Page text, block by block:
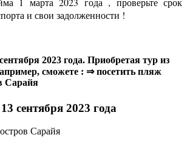
и свои задолженности !
2023 года. Приобретая тур из
сможете : ⇒ посетить пляж
Сарайя
сентября 2023 года
Сарайя